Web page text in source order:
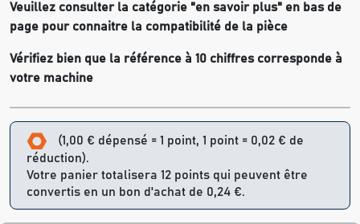
Veuillez consulter la catégorie "en savoir plus" en bas de
page pour connaitre la compatibilité de la pièce
Vérifiez bien que la référence à 10 chiffres corresponde à
votre machine
(1,00 € dépensé = 1 point, 1 point = 0,02 € de
réduction).
Votre panier totalisera 12 points qui peuvent être
convertis en un bon d'achat de 0,24 €.